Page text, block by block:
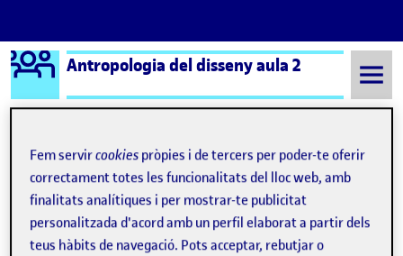
Saltar al contingut
Logo Ágora
Antropologia del disseny aula 2
Semestre 20211 - Aula 2 Laura Rosell Zanón
Laura Rosell Zanón
Fem servircookies pròpies i de tercers per poder-te oferir
correctament totes les funcionalitats del lloc web, amb
finalitats analítiques i per mostrar-te publicitat
personalitzada d'acord amb un perfil elaborat a partir dels
teus hàbits de navegació. Pots acceptar, rebutjar o